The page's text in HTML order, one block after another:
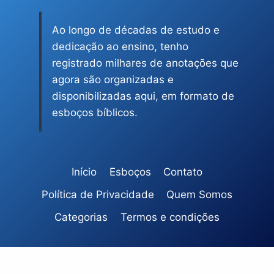
Ao longo de décadas de estudo e
dedicação ao ensino, tenho
registrado milhares de anotações que
agora são organizadas e
disponibilizadas aqui, em formato de
esboços bíblicos.
Início Esboços
Contato
Política de Privacidade
Quem Somos
Categorias
Termos e condições